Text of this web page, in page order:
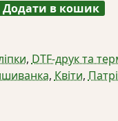
Додати в кошик
, DTF-друк та
, Квіти,